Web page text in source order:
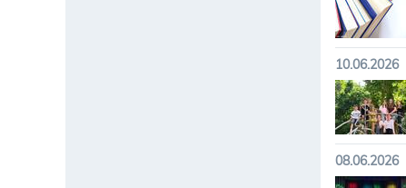
10.06.2026
08.06.2026